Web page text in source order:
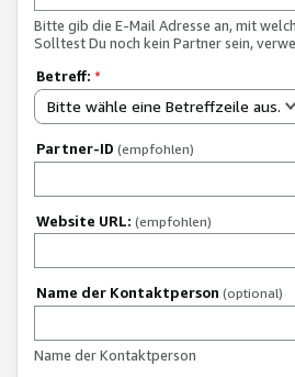
Bitte gib die E-Mail Adresse an, mit
Solltest Du noch kein Partner sein,
Betreff: *
Bitte wähle eine Betreffzeile aus.
Partner-ID (empfohlen)
Website URL: (empfohlen)
Name der Kontaktperson (optional)
Name der Kontaktperson